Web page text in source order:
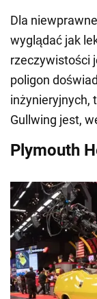
Dla
wyglądać jak
rzeczywistości
poligon
inżynieryjnych,
Gullwing jest,
Plymouth